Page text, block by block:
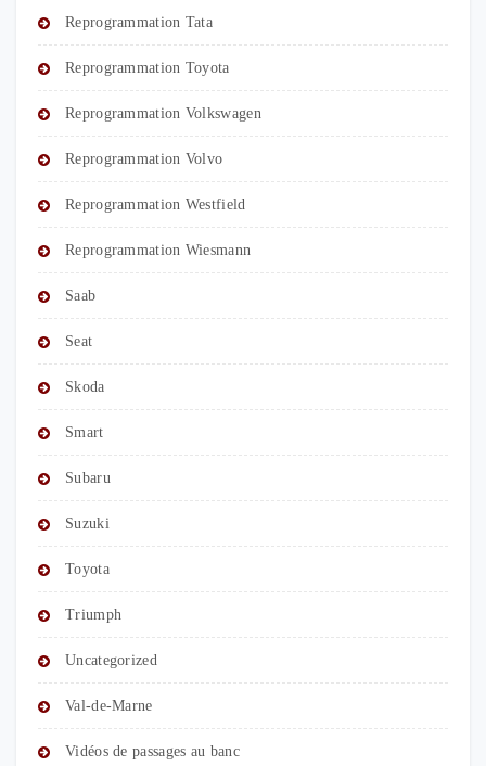
Reprogrammation Tata
Reprogrammation Toyota
Reprogrammation Volkswagen
Reprogrammation Volvo
Reprogrammation Westfield
Reprogrammation Wiesmann
Saab
Seat
Skoda
Smart
Subaru
Suzuki
Toyota
Triumph
Uncategorized
Val-de-Marne
Vidéos de passages au banc